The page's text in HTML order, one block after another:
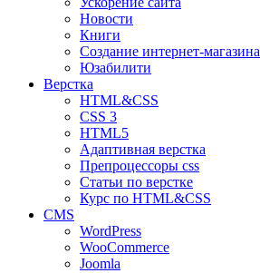
Новости
Книги
Создание интернет-магазина
Юзабилити
Верстка
HTML&CSS
CSS 3
HTML5
Адаптивная верстка
Препроцессоры css
Статьи по верстке
Курс по HTML&CSS
CMS
WordPress
WooCommerce
Joomla